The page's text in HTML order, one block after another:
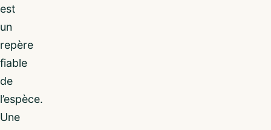
est
un
repère
fiable
de
l’espèce.
Une